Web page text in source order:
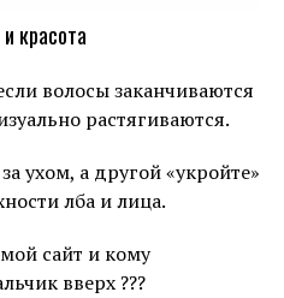
красота
волосы заканчиваются
растягиваются.
ухом, а другой «укройте»
лба и лица.
сайт и кому
вверх ???